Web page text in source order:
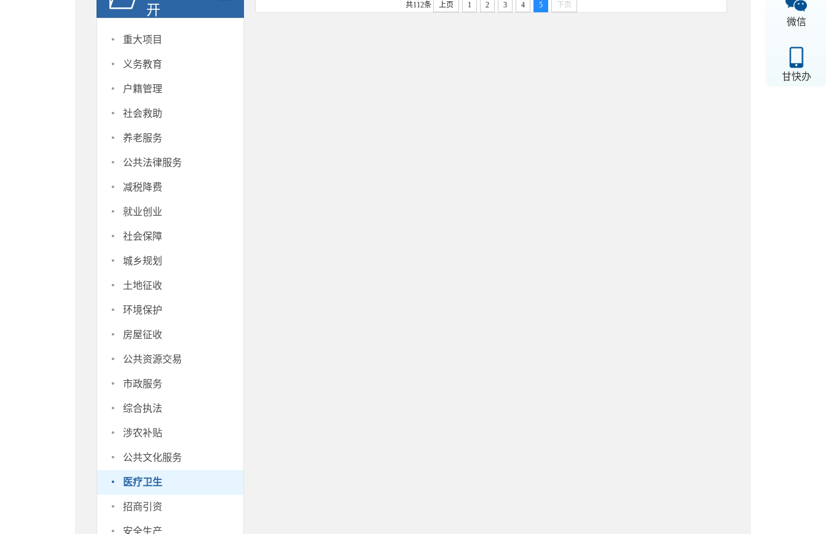
微信
甘快办
开
· 重大项目
· 义务教育
· 户籍管理
· 社会救助
· 养老服务
· 公共法律服务
· 减税降费
· 就业创业
· 社会保障
· 城乡规划
· 土地征收
· 环境保护
· 房屋征收
· 公共资源交易
· 市政服务
· 综合执法
· 涉农补贴
· 公共文化服务
· 医疗卫生
· 招商引资
安全生产
共112条 上页 1 2 3 4 5 下页